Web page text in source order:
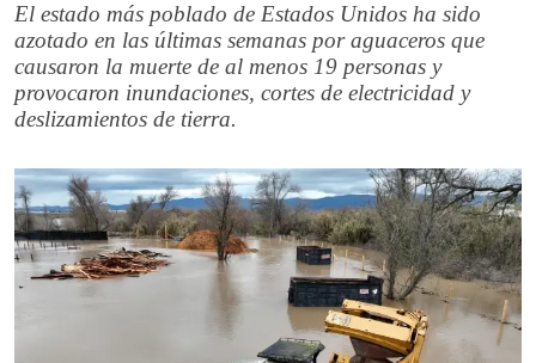
El estado más poblado de Estados Unidos ha sido
azotado en las últimas semanas por aguaceros que
causaron la muerte de al menos 19 personas y
provocaron inundaciones, cortes de electricidad y
deslizamientos de tierra.